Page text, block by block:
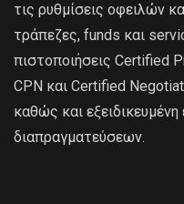
τις ρυθμίσεις οφειλών
τράπεζες, funds και
πιστοποιήσεις Certified
CPN και Certified
καθώς και
διαπραγματεύσεων.